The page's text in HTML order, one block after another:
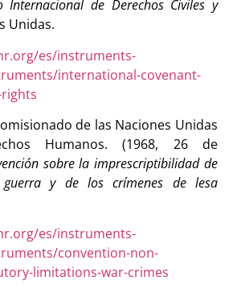
Internacional de Derechos Civiles y
Unidas.
es/instruments-
international-covenant-
de las Naciones Unidas
Humanos. (1968, 26 de
sobre la imprescriptibilidad de
y de los crímenes de lesa
es/instruments-
convention-non-
limitations-war-crimes